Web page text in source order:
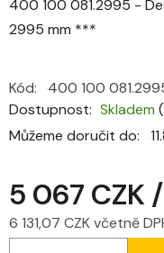
400 100 081.2995 -
2995 mm ***
Dostupnost Skladem
Můžeme doručit do:
Kód: 400 100
5 067 CZK
6 131,07 CZK včetně